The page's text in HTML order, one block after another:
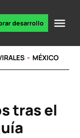
desarrollo
MÉXICO
tras el